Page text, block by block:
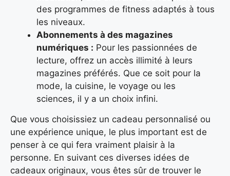
des programmes de fitness adaptés à tous
les niveaux.
Abonnements à des magazines
numériques : Pour les passionnées de
lecture, offrez un accès illimité à leurs
magazines préférés. Que ce soit pour la
mode, la cuisine, le voyage ou les
sciences, il y a un choix infini.
Que vous choisissiez un cadeau personnalisé ou
une expérience unique, le plus important est de
penser à ce qui fera vraiment plaisir à la
personne. En suivant ces diverses idées de
cadeaux originaux, vous êtes sûr de trouver le